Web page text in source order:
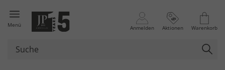
Menü Anmelden Aktionen Warenkorb